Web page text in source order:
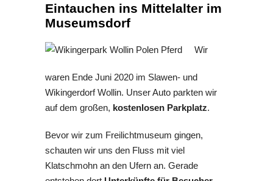
Eintauchen ins Mittelalter im
Museumsdorf
Wir
waren Ende Juni 2020 im Slawen- und
Wikingerdorf Wollin. Unser Auto parkten wir
auf dem großen, kostenlosen Parkplatz.
Bevor wir zum Freilichtmuseum gingen,
schauten wir uns den Fluss mit viel
Klatschmohn an den Ufern an. Gerade